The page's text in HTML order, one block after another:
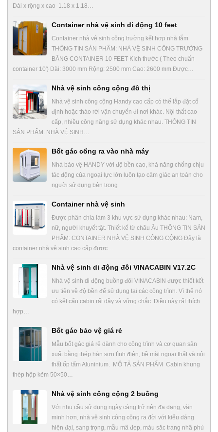
Dài x rộng x cao 1.18 x 1.18…
Container nhà vệ sinh di động 10 feet
Container nhà vệ sinh công trường kết hợp nhà tắm
THÔNG TIN SẢN PHẨM: NHÀ VỆ SINH CÔNG TRƯỜNG
BẰNG CONTAINER 10 FEET Kích thước ( Theo chuẩn
container 10′) Dài: 3000 mm Rộng: 2500 mm Cao: 2600 mm Được…
Nhà vệ sinh công cộng đô thị
Nhà vệ sinh công cộng Handy cao cấp có thể lắp đặt cố
định hoặc tháo rời vận chuyển đi nơi khác. Nội thất cao
cấp, nhiều công năng sử dụng khác nhau. THÔNG TIN
SẢN PHẨM: NHÀ VỆ SINH…
Bốt gác cổng ra vào nhà máy
Nhà bảo vệ HANDY với độ bền cao, khả năng chống chịu
tác động của ngoại lực lớn luôn tạo cảm giác an toàn cho
người sử dụng bên trong
Container nhà vệ sinh
Được phân chia làm 3 khu vực sử dụng khác nhau: Nam,
nữ, người khuyết tật. Thiết kế từ châu Âu THÔNG TIN SẢN
PHẨM: CONTAINER NHÀ VỆ SINH CÔNG CỘNG Đây là
container nhà vệ sinh cao cấp được…
Nhà vệ sinh di động đôi VINACABIN V17.2C
Nhà vệ sinh di động buồng đôi VINACABIN được thiết kết
ưu tiên về độ bền để sử dụng tại các công trình. Vì thế nó
có kết cấu cabin rất dầy và vững chắc. Điều này rất thích
hợp…
Bốt gác bảo vệ giá rẻ
Mẫu bốt gác giá rẻ dành cho công trình và cơ quan sản
xuất bằng thép hàn sơn tĩnh điện, bề mặt ngoại thất và nội
thất ốp tấm Aluninium. MÔ TẢ SẢN PHẨM Cabin khung
thép hộp kẽm 50×50…
Nhà vệ sinh công cộng 2 buồng
Với nhu cầu sử dụng ngày càng trở nên đa dạng, văn
minh hơn, nhà vệ sinh công cộng ra đời với kiểu dáng
hiện đại, sang trọng, mẫu mã đẹp, màu săc trang nhã phù